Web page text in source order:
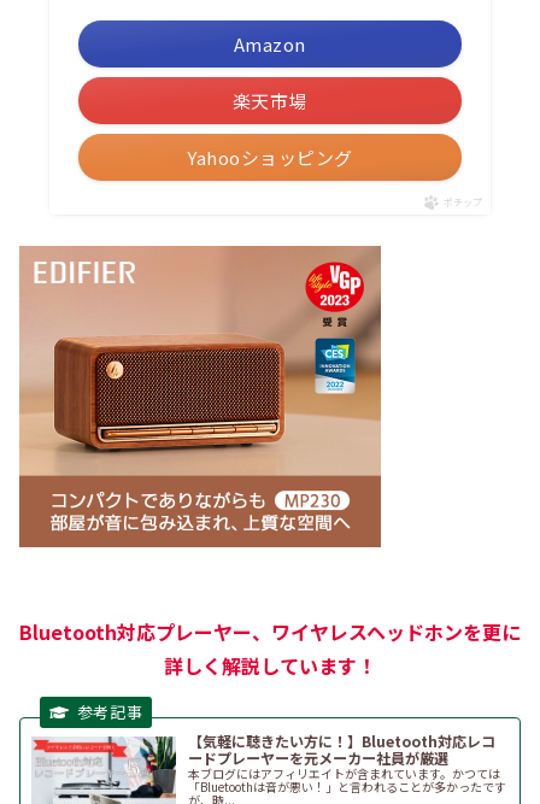
Amazon
楽天市場
Yahooショッピング
ポチップ
Bluetooth対応プレーヤー、ワイヤレスヘッドホンを更に
詳しく解説しています！
【気軽に聴きたい方に！】Bluetooth対応レコ
ードプレーヤーを元メーカー社員が厳選
本ブログにはアフィリエイトが含まれています。かつては
「Bluetoothは音が悪い！」と言われることが多かったです
が、時...